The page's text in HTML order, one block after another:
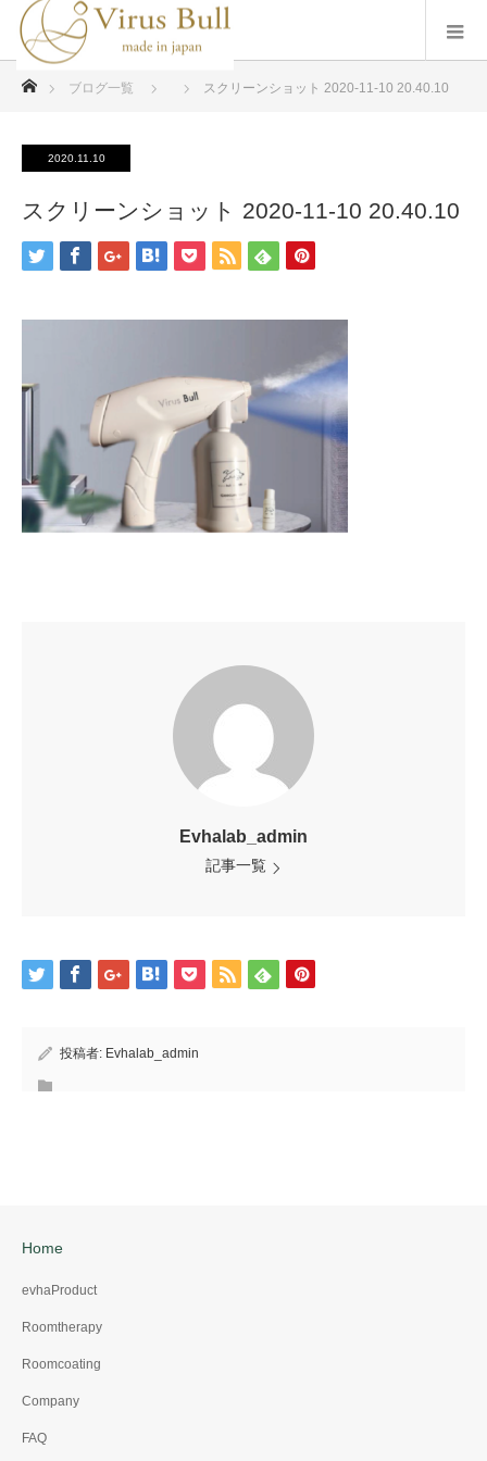
ブログ一覧 スクリーンショット 2020-11-10 20.40.10
2020.11.10
スクリーンショット 2020-11-10 20.40.10
Evhalab_admin
記事一覧
投稿者: Evhalab_admin
Home
evhaProduct
Roomtherapy
Roomcoating
Company
FAQ